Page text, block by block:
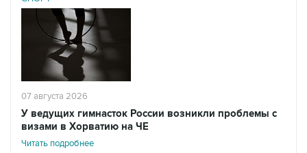
07 августа 2026
У ведущих гимнасток России возникли проблемы с
визами в Хорватию на ЧЕ
Читать подробнее